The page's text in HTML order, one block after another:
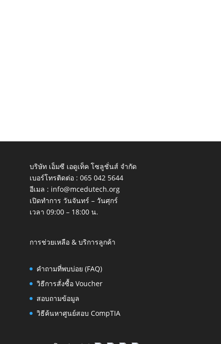
บริษัท เอ็มซี เอดูเท็ค โซลูชั่นส์ จำกัด
เบอร์โทรติดต่อ : 065 042 5644
อีเมล : info@mcedutech.org
เปิดทำการ วันจันทร์ – วันศุกร์
เวลา 09:00 – 18:00 น.
การช่วยเหลือ & บริการลูกค้า
คำถามที่พบบ่อย (FAQ)
วิธีการสั่งซื้อ Voucher
สอบถามข้อมูล
วิธีค้นหาศูนย์สอบ CompTIA